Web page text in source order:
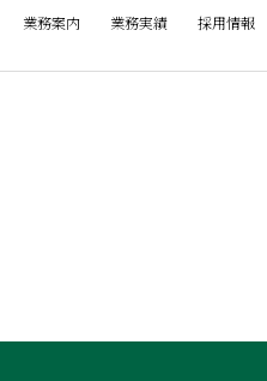
業務案内 業務実績 採用情報